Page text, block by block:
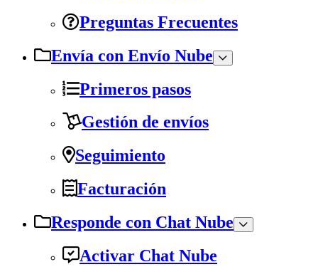
Preguntas Frecuentes
Envía con Envío Nube
Primeros pasos
Gestión de envíos
Seguimiento
Facturación
Responde con Chat Nube
Activar Chat Nube